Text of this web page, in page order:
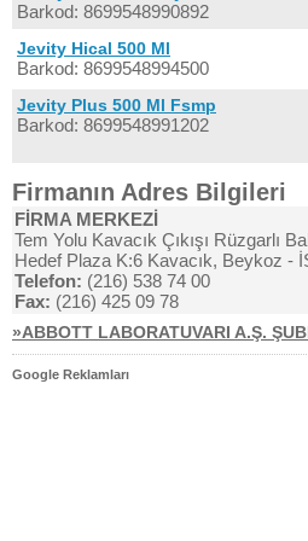
Barkod: 8699548990892
Jevity Hical 500 Ml
Barkod: 8699548994500
Jevity Plus 500 Ml Fsmp
Barkod: 8699548991202
Firmanın Adres Bilgileri
FİRMA MERKEZİ
Tem Yolu Kavacık Çıkışı Rüzgarlı
Hedef Plaza K:6 Kavacık, Beykoz -
Telefon: (216) 538 74 00
Fax: (216) 425 09 78
»ABBOTT LABORATUVARI A.Ş.
Google Reklamları